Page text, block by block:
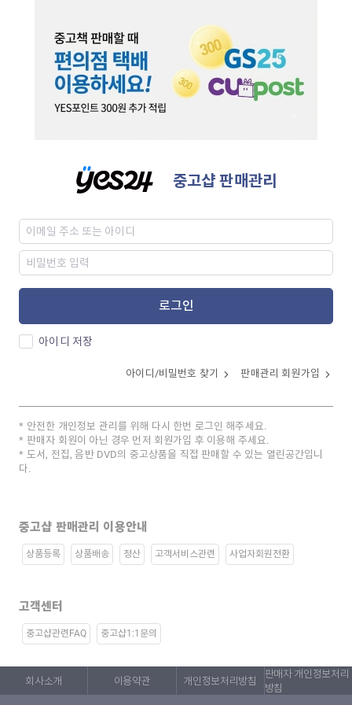
중고샵 판매관리
로그인
아이디 저장
아이디/비밀번호 찾기 판매관리 회원가입
안전한 개인정보 관리를 위해 다시 한번 로그인 해주세요.
판매자 회원이 아닌 경우 먼저 회원가입 후 이용해 주세요.
도서, 전집, 음반 DVD의 중고상품을 직접 판매할 수 있는 열린공간입니
다.
중고샵 판매관리 이용안내
상품등록 상품배송 정산 고객서비스관련 사업자회원전환
고객센터
중고샵관련FAQ 중고샵1:1문의
회사소개 이용약관 개인정보처리방침
판매자 개인정보처리
방침